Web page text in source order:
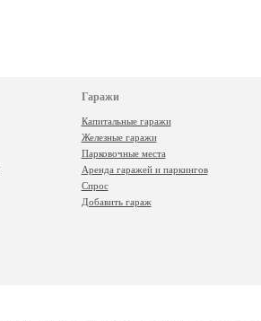
Гаражи
Капитальные гаражи
Железные гаражи
Парковочные места
Аренда гаражей и паркингов
Спрос
Добавить гараж